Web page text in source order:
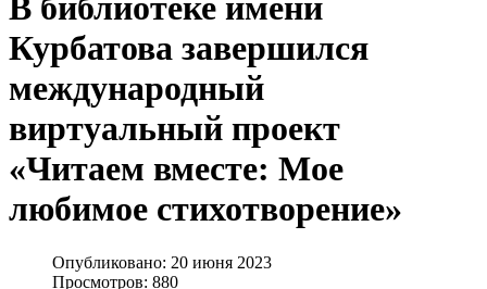
В библиотеке имени
Курбатова завершился
международный
виртуальный проект
«Читаем вместе: Мое
любимое стихотворение»
Опубликовано: 20 июня 2023
Просмотров: 880